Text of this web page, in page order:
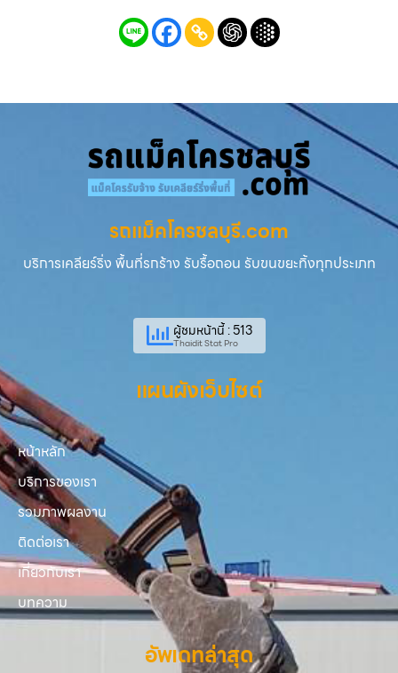
รถแม็คโครชลบุรี.com
บริการเคลียร์ริ่ง พื้นที่รกร้าง รับรื้อถอน รับขนขยะทิ้งทุกประเภท
ผู้ชมหน้านี้ : 513
Thaidit Stat Pro
แผนผังเว็บไซต์
หน้าหลัก
บริการของเรา
รวมภาพผลงาน
ติดต่อเรา
เกี่ยวกับเรา
บทความ
อัพเดทล่าสุด